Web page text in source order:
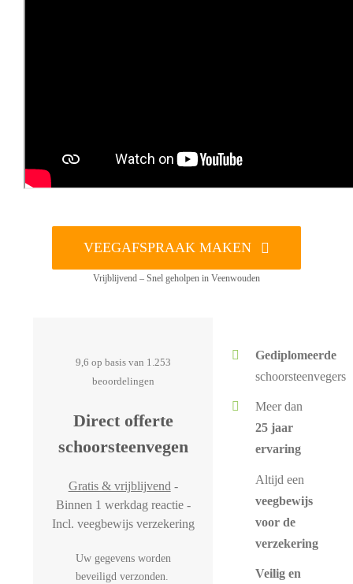
VEEGAFSPRAAK MAKEN
Vrijblijvend – Snel geholpen in Veenwouden
9,6 op basis van 1.253
beoordelingen
Direct offerte
schoorsteenvegen
Gratis & vrijblijvend -
Binnen 1 werkdag reactie -
Incl. veegbewijs verzekering
Uw gegevens worden
beveiligd verzonden.
Gediplomeerde
schoorsteenvegers
Meer dan
25 jaar
ervaring
Altijd een
veegbewijs
voor de
verzekering
Veilig en